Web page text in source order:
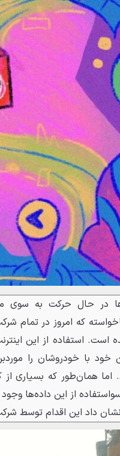
در حال حرکت به سوی
که امروز در تمام
خود با خودروشان را
اما همان‌طور که بسیاری از
از این داده‌ها وجود
داد این اقدام توسط